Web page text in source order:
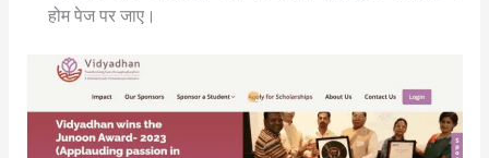
होम पेज पर जाए।